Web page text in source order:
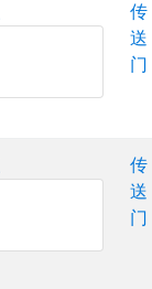
传
送
门
传
送
门